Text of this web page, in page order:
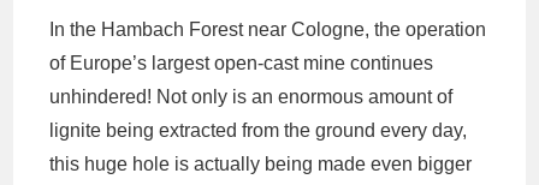
In the Hambach Forest near Cologne, the operation
of Europe’s largest open-cast mine continues
unhindered! Not only is an enormous amount of
lignite being extracted from the ground every day,
this huge hole is actually being made even bigger